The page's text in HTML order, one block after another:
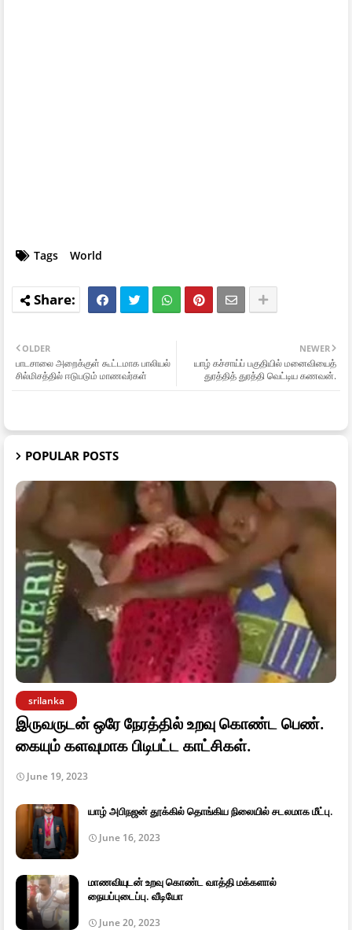
Tags World
NEWER
யாழ் கச்சாய்ப் பகுதியில் மனைவியைத்
துரத்தித் துரத்தி வெட்டிய கணவன்.
OLDER
பாடசாலை அறைக்குள் கூட்டமாக பாலியல்
சில்மிசத்தில் ஈடுபடும் மாணவர்கள்
POPULAR POSTS
srilanka
இருவருடன் ஒரே நேரத்தில் உறவு கொண்ட பெண்.
கையும் களவுமாக பிடிபட்ட காட்சிகள்.
June 19, 2023
யாழ் அபிநஜன் தூக்கில் தொங்கிய நிலையில் சடலமாக மீட்பு.
June 16, 2023
மாணவியுடன் உறவு கொண்ட வாத்தி மக்களால்
நையப்புடைப்பு. வீடியோ
June 20, 2023